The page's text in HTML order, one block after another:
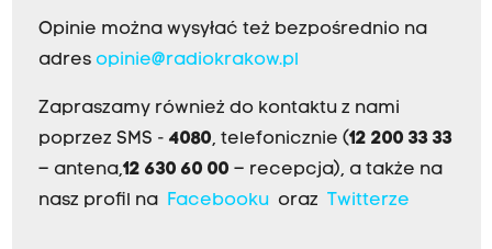
Opinie można wysyłać też bezpośrednio na
adres opinie@radiokrakow.pl
Zapraszamy również do kontaktu z nami
poprzez SMS - 4080, telefonicznie (12 200 33 33
– antena,12 630 60 00 – recepcja), a także na
nasz profil na Facebookuoraz Twitterze